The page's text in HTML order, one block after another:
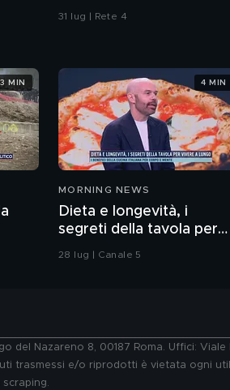
31 lug | Rete 4
3 MIN
MORNING NEWS
Dieta e longevità, i
segreti della tavola per
vivere a lungo
28 lug | Canale 5
4 MIN
del Nazareno 8, 00187 Roma. Uffici:
trasmessi e/o riprodotti è vietata ogni